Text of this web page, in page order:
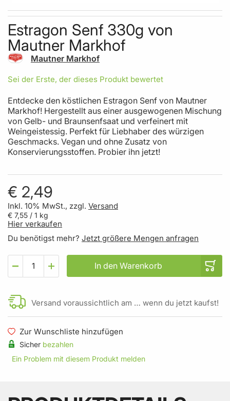
Skip to the beginning of the images gallery
Estragon Senf 330g von
Mautner Markhof
Mautner Markhof
Sei der Erste, der dieses Produkt bewertet
Entdecke den köstlichen Estragon Senf von Mautner
Markhof! Hergestellt aus einer ausgewogenen Mischung
von Gelb- und Braunsenfsaat und verfeinert mit
Weingeistessig. Perfekt für Liebhaber des würzigen
Geschmacks. Vegan und ohne Zusatz von
Konservierungsstoffen. Probier ihn jetzt!
€ 2,49
Inkl. 10% MwSt., zzgl. Versand
€ 7,55 / 1 kg
Hier verkaufen
Du benötigst mehr? Jetzt größere Mengen anfragen
In den Warenkorb
Versand voraussichtlich am … wenn du jetzt kaufst!
Zur Wunschliste hinzufügen
Sicher bezahlen
Ein Problem mit diesem Produkt melden